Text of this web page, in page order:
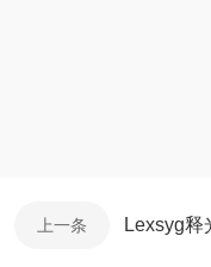
上一条